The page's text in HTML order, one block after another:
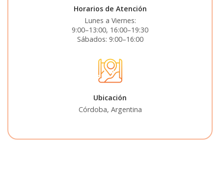
Horarios de Atención
Lunes a Viernes:
9:00–13:00, 16:00–19:30
Sábados: 9:00–16:00
Ubicación
Córdoba, Argentina